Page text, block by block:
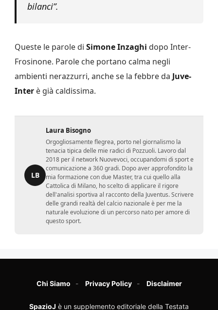
bilanci”.
Queste le parole di Simone Inzaghi dopo Inter-
Frosinone. Parole che portano calma negli
ambienti nerazzurri, anche se la febbre da Juve-
Inter è già caldissima.
LB
Laura Bisogno
Orgogliosamente flegrea, porto nel giornalismo la
tenacia tipica delle mie radici di Pozzuoli. Lavoro dal
2018 per il network Nuovevoci, occupandomi di sport e
comunicazione a 360 gradi. Dopo aver approfondito la
mia formazione con due Master, tra cui quello alla
Cattolica di Milano, ho scelto di applicare il rigore
dell'analisi sportiva al racconto della Juventus. Scrivere
delle grandi realtà del calcio nazionale è per me la
naturale evoluzione di un percorso nato per amore di
questo sport.
Chi Siamo Privacy Policy Disclaimer
SpazioJ è un supplemento editoriale della Testata